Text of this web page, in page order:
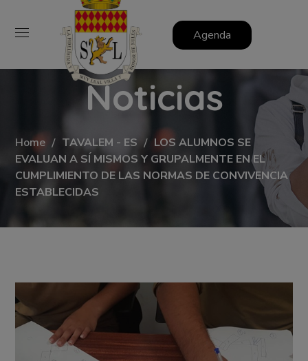
Agenda
Noticias
Home TAVALEM - ES
LOS ALUMNOS SE
EVALUAN A SÍ MISMOS Y GRUPALMENTE EN EL
CUMPLIMIENTO DE LAS NORMAS DE CONVIVENCIA
ESTABLECIDAS